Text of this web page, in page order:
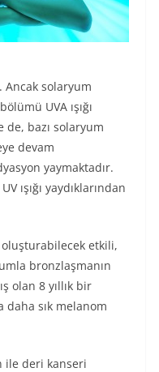
Ancak solaryum
UVA ışığı
bazı solaryum
devam
yaymaktadır.
ışığı yaydıklarından
oluşturabilecek etkili,
bronzlaşmanın
olan 8 yıllık bir
daha sık melanom
ile deri kanseri